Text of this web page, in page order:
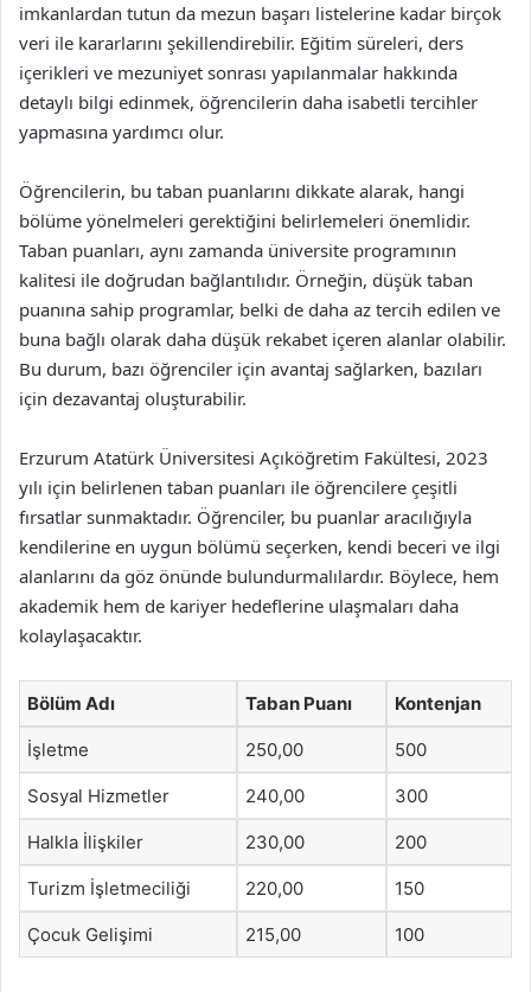
imkanlardan tutun da mezun başarı listelerine kadar birçok
veri ile kararlarını şekillendirebilir. Eğitim süreleri, ders
içerikleri ve mezuniyet sonrası yapılanmalar hakkında
detaylı bilgi edinmek, öğrencilerin daha isabetli tercihler
yapmasına yardımcı olur.
Öğrencilerin, bu taban puanlarını dikkate alarak, hangi
bölüme yönelmeleri gerektiğini belirlemeleri önemlidir.
Taban puanları, aynı zamanda üniversite programının
kalitesi ile doğrudan bağlantılıdır. Örneğin, düşük taban
puanına sahip programlar, belki de daha az tercih edilen ve
buna bağlı olarak daha düşük rekabet içeren alanlar olabilir.
Bu durum, bazı öğrenciler için avantaj sağlarken, bazıları
için dezavantaj oluşturabilir.
Erzurum Atatürk Üniversitesi Açıköğretim Fakültesi, 2023
yılı için belirlenen taban puanları ile öğrencilere çeşitli
fırsatlar sunmaktadır. Öğrenciler, bu puanlar aracılığıyla
kendilerine en uygun bölümü seçerken, kendi beceri ve ilgi
alanlarını da göz önünde bulundurmalılardır. Böylece, hem
akademik hem de kariyer hedeflerine ulaşmaları daha
kolaylaşacaktır.
Bölüm Adı Taban Puanı Kontenjan
İşletme 250,00 500
Sosyal Hizmetler 240,00 300
Halkla İlişkiler 230,00 200
Turizm İşletmeciliği 220,00 150
Çocuk Gelişimi 215,00 100